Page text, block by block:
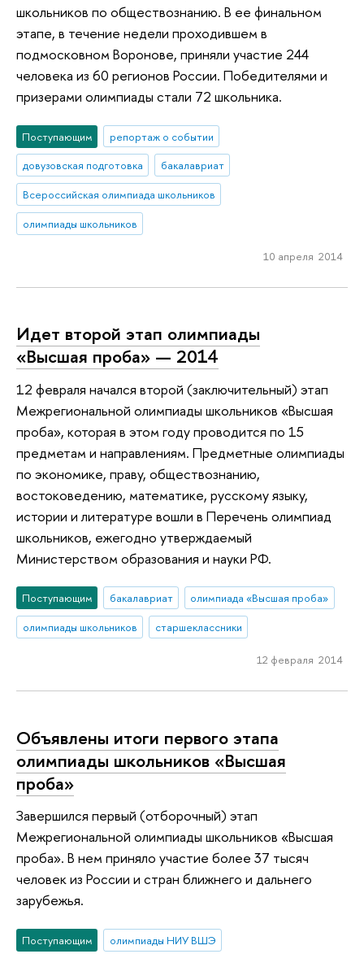
школьников по обществознанию. В ее финальном
этапе, в течение недели проходившем в
подмосковном Воронове, приняли участие 244
человека из 60 регионов России. Победителями и
призерами олимпиады стали 72 школьника.
Поступающим
репортаж о событии
довузовская подготовка
бакалавриат
Всероссийская олимпиада школьников
олимпиады школьников
10 апреля 2014
Идет второй этап олимпиады
«Высшая проба» — 2014
12 февраля начался второй (заключительный) этап
Межрегиональной олимпиады школьников «Высшая
проба», которая в этом году проводится по 15
предметам и направлениям. Предметные олимпиады
по экономике, праву, обществознанию,
востоковедению, математике, русскому языку,
истории и литературе вошли в Перечень олимпиад
школьников, ежегодно утверждаемый
Министерством образования и науки РФ.
Поступающим бакалавриат
олимпиада «Высшая проба»
олимпиады школьников
старшеклассники
12 февраля 2014
Объявлены итоги первого этапа
олимпиады школьников «Высшая
проба»
Завершился первый (отборочный) этап
Межрегиональной олимпиады школьников «Высшая
проба». В нем приняло участие более 37 тысяч
человек из России и стран ближнего и дальнего
зарубежья.
Поступающим олимпиады НИУ ВШЭ